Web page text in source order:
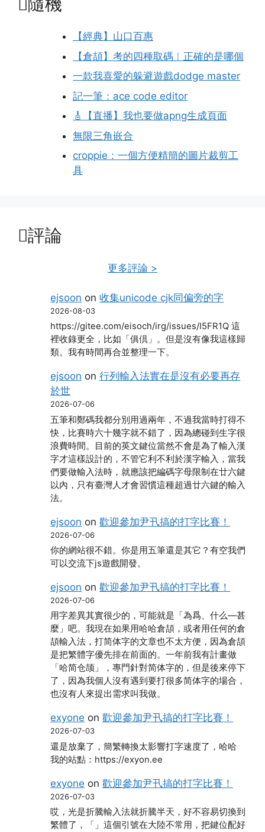
【經典】山口百惠
【倉頡】考的四種取碼︱正確的是哪個
一款我喜愛的躲避遊戲dodge master
記一筆：ace code editor
🎸【直播】我也要做apng生成頁面
無限三角嵌合
croppie：一個方便精簡的圖片裁剪工
具
評論
更多評論 >
ejsoon on收集unicode cjk同偏旁的字
2026-08-03
https://gitee.com/eisoch/irg/issues/I5FR1Q 這
裡收錄更全，比如「俱倶」。但是沒有像我這樣歸
類。我有時間再合並整理一下。
ejsoon on行列輸入法實在是沒有必要再存
於世
2026-07-06
五筆和鄭碼我都分別用過兩年，不過我當時打得不
快，比賽時六十幾字就不錯了，因為總碰到生字很
浪費時間。目前的英文鍵位當然不會是為了輸入漢
字才這樣設計的，不管它利不利於漢字輸入，當我
們要做輸入法時，就應該把編碼字母限制在廿六鍵
以內，只有臺灣人才會習慣這種超過廿六鍵的輸入
法。
ejsoon on歡迎參加尹卂搞的打字比賽！
2026-07-06
你的網站很不錯。你是用五筆還是其它？有空我們
可以交流下js遊戲開發。
ejsoon on歡迎參加尹卂搞的打字比賽！
2026-07-06
用字差異其實很少的，可能就是「為爲、什么―甚
麼」吧。我現在如果用哈哈倉頡，或者用任何的倉
頡輸入法，打简体字的文章也不太方便，因為倉頡
是把繁體字優先排在前面的。一年前我有計畫做
「哈简仓颉」，專門針對简体字的，但是後來停下
了，因為我個人沒有遇到要打很多简体字的場合，
也沒有人來提出需求叫我做。
exyone on歡迎參加尹卂搞的打字比賽！
2026-07-03
還是放棄了，簡繁轉換太影響打字速度了，哈哈
我的站點：https://exyon.ee
exyone on歡迎參加尹卂搞的打字比賽！
2026-07-03
哎，光是折騰輸入法就折騰半天，好不容易切換到
繁體了，「」這個引號在大陸不常用，把鍵位配好